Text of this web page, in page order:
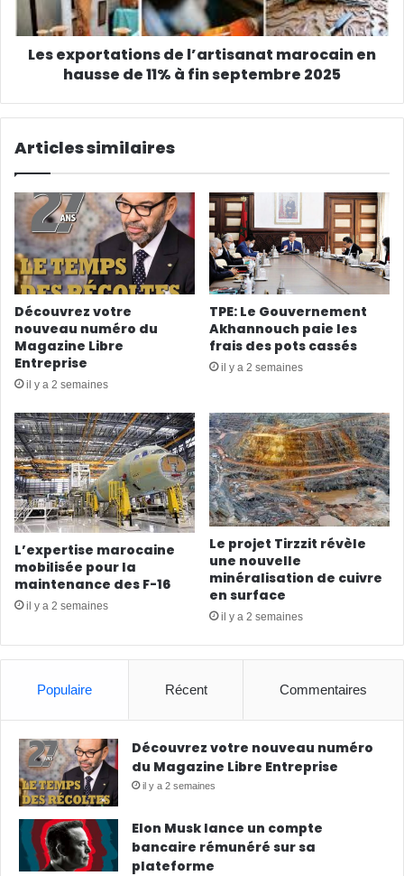
Les exportations de l’artisanat marocain en
hausse de 11% à fin septembre 2025
Articles similaires
Découvrez votre
nouveau numéro du
Magazine Libre
Entreprise
il y a 2 semaines
TPE: Le Gouvernement
Akhannouch paie les
frais des pots cassés
il y a 2 semaines
L’expertise marocaine
mobilisée pour la
maintenance des F-16
il y a 2 semaines
Le projet Tirzzit révèle
une nouvelle
minéralisation de cuivre
en surface
il y a 2 semaines
Populaire Récent Commentaires
Découvrez votre nouveau numéro
du Magazine Libre Entreprise
il y a 2 semaines
Elon Musk lance un compte
bancaire rémunéré sur sa
plateforme